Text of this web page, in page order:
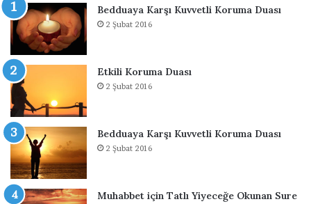
l
ı
r
D
u
a
s
ı
Bedduaya Karşı Kuvvetli Koruma Duası
2 Şubat 2016
Etkili Koruma Duası
2 Şubat 2016
Bedduaya Karşı Kuvvetli Koruma Duası
2 Şubat 2016
Muhabbet için Tatlı Yiyeceğe Okunan Sure